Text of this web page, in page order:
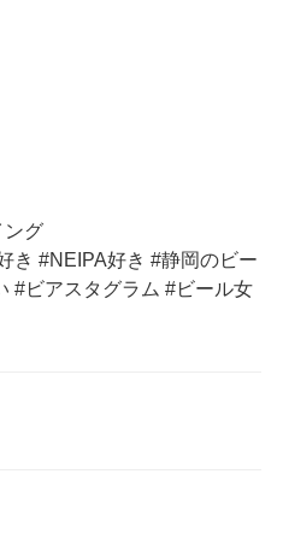
ング
き #NEIPA好き #静岡のビー
#ビアスタグラム #ビール女